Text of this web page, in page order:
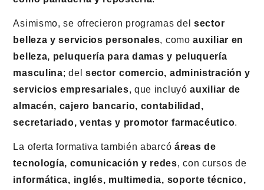
Asimismo, se ofrecieron programas delsector
belleza y servicios personales, comoauxiliar en
belleza, peluquería para damas y peluquería
masculina; del sector comercio, administración y
servicios empresariales, que incluyóauxiliar de
almacén, cajero bancario, contabilidad,
secretariado, ventas y promotor farmacéutico.
La oferta formativa también abarcó áreas de
tecnología, comunicación y redes, con cursos de
informática, inglés, multimedia, soporte técnico,